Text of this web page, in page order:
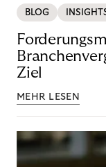
BLOG
Ziel
MEHR LESEN